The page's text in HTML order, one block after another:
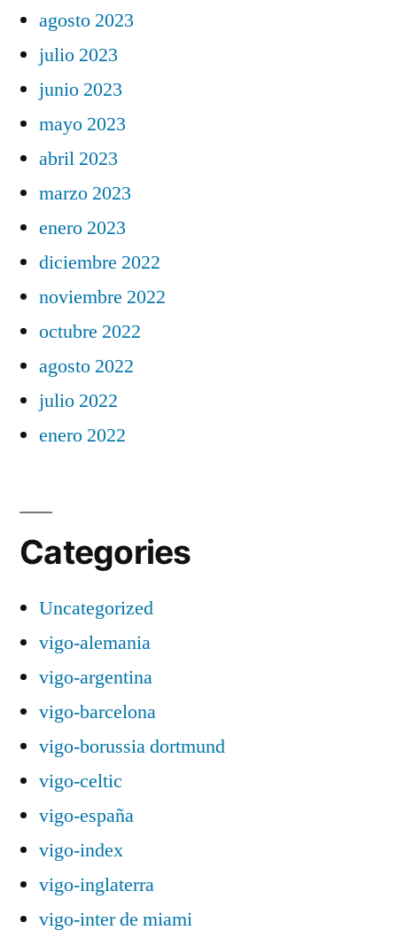
agosto 2023
julio 2023
junio 2023
mayo 2023
abril 2023
marzo 2023
enero 2023
diciembre 2022
noviembre 2022
octubre 2022
agosto 2022
julio 2022
enero 2022
Categories
Uncategorized
vigo-alemania
vigo-argentina
vigo-barcelona
vigo-borussia dortmund
vigo-celtic
vigo-españa
vigo-index
vigo-inglaterra
vigo-inter de miami